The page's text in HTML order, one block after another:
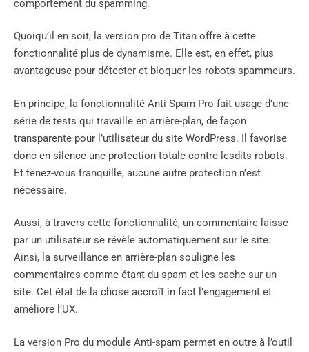
comportement du spamming.
Quoiqu’il en soit, la version pro de Titan offre à cette
fonctionnalité plus de dynamisme. Elle est, en effet, plus
avantageuse pour détecter et bloquer les robots spammeurs.
En principe, la fonctionnalité Anti Spam Pro fait usage d’une
série de tests qui travaille en arrière-plan, de façon
transparente pour l’utilisateur du site WordPress. Il favorise
donc en silence une protection totale contre lesdits robots.
Et tenez-vous tranquille, aucune autre protection n’est
nécessaire.
Aussi, à travers cette fonctionnalité, un commentaire laissé
par un utilisateur se révèle automatiquement sur le site.
Ainsi, la surveillance en arrière-plan souligne les
commentaires comme étant du spam et les cache sur un
site. Cet état de la chose accroît in fact l’engagement et
améliore l’UX.
La version Pro du module Anti-spam permet en outre à l’outil